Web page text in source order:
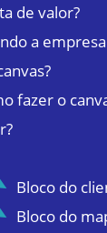
de valor?
a
fazer o
Bloco do
Bloco do